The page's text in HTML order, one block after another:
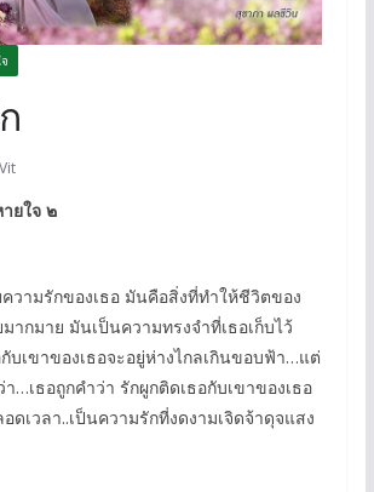
ยใจ ๒
วามรักของเธอ มันคือสิ่งที่ทำให้ชีวิตของ
ากมาย มันเป็นความทรงจำที่เธอเก็บไว้
บเขาของเธอจะอยู่ห่างไกลเกินขอบฟ้า…แต่
…เธอถูกคำว่า รักผูกติดเธอกับเขาของเธอ
ดเวลา..เป็นความรักที่งดงามเจิดจ้าดุจแสง